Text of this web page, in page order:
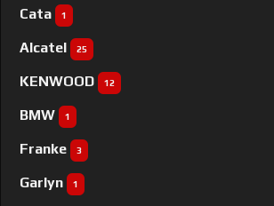
Cata 1
Alcatel 25
KENWOOD 12
BMW 1
Franke 3
Garlyn 1